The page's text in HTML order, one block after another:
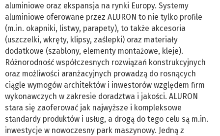
aluminiowe oraz ekspansja na rynki Europy. Systemy
aluminiowe oferowane przez ALURON to nie tylko profile
(m.in. okapniki, listwy, parapety), to także akcesoria
(uszczelki, wkręty, klipsy, zaślepki) oraz materiały
dodatkowe (szablony, elementy montażowe, kleje).
Różnorodność współczesnych rozwiązań konstrukcyjnych
oraz możliwości aranżacyjnych prowadzą do rosnących
ciągle wymogów architektów i inwestorów względem firm
wykonawczych w zakresie doradztwa i jakości. ALURON
stara się zaoferować jak najwyższe i kompleksowe
standardy produktów i usług, a drogą do tego celu są m.in.
inwestycje w nowoczesny park maszynowy. Jedną z